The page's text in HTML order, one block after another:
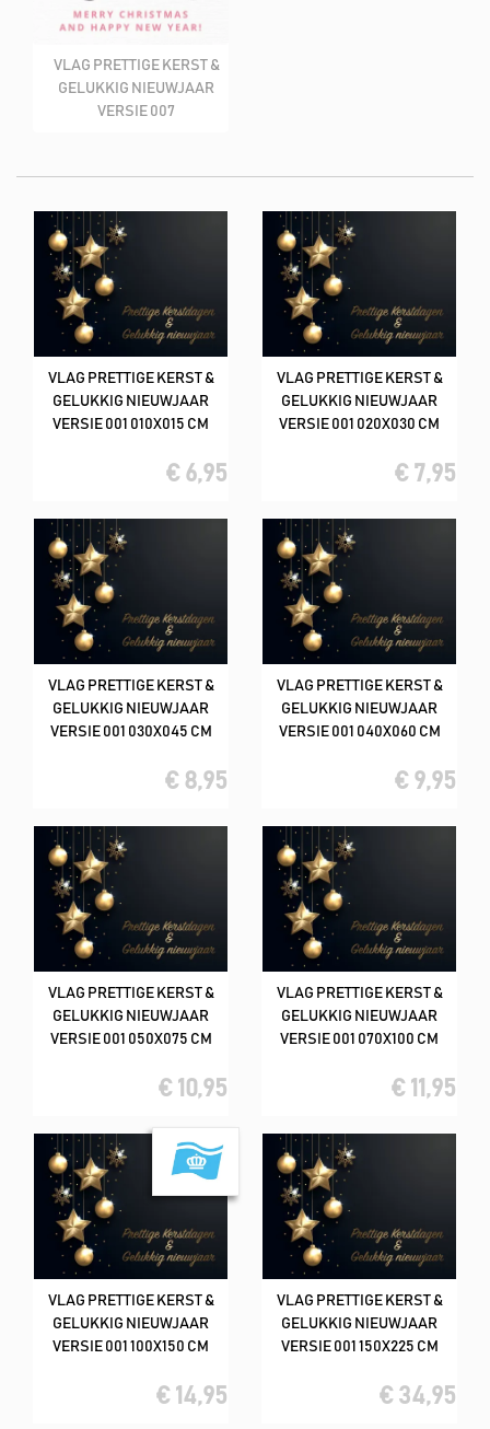
VLAG PRETTIGE KERST &
GELUKKIG NIEUWJAAR
VERSIE 007
VLAG PRETTIGE KERST &
GELUKKIG NIEUWJAAR
VERSIE 001 010X015 CM
€ 6,95
VLAG PRETTIGE KERST &
GELUKKIG NIEUWJAAR
VERSIE 001 020X030 CM
€ 7,95
VLAG PRETTIGE KERST &
GELUKKIG NIEUWJAAR
VERSIE 001 030X045 CM
€ 8,95
VLAG PRETTIGE KERST &
GELUKKIG NIEUWJAAR
VERSIE 001 040X060 CM
€ 9,95
VLAG PRETTIGE KERST &
GELUKKIG NIEUWJAAR
VERSIE 001 050X075 CM
€ 10,95
VLAG PRETTIGE KERST &
GELUKKIG NIEUWJAAR
VERSIE 001 070X100 CM
€ 11,95
VLAG PRETTIGE KERST &
GELUKKIG NIEUWJAAR
VERSIE 001 100X150 CM
€ 14,95
VLAG PRETTIGE KERST &
GELUKKIG NIEUWJAAR
VERSIE 001 150X225 CM
€ 34,95